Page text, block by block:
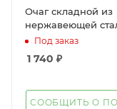
Очаг складной из
нержавеющей
Под заказ
1 740 ₽
СООБЩИТЬ О